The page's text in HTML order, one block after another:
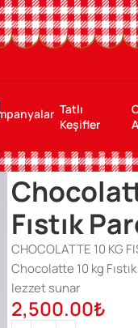
Tatlı
Keşifler
Ana Sayfa/Krem
Fıstık
CHOCOLATTE 10 KG
Chocolatte 10 kg
lezzet sunar
2,500.00₺